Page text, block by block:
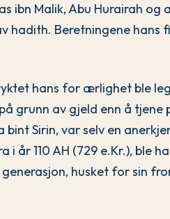
ibn Malik, Abu Hurairah og
hadith. Beretningene hans
hans for ærlighet ble
grunn av gjeld enn å tjene
bint Sirin, var selv en
år 110 AH (729 e.Kr.), ble
husket for sin